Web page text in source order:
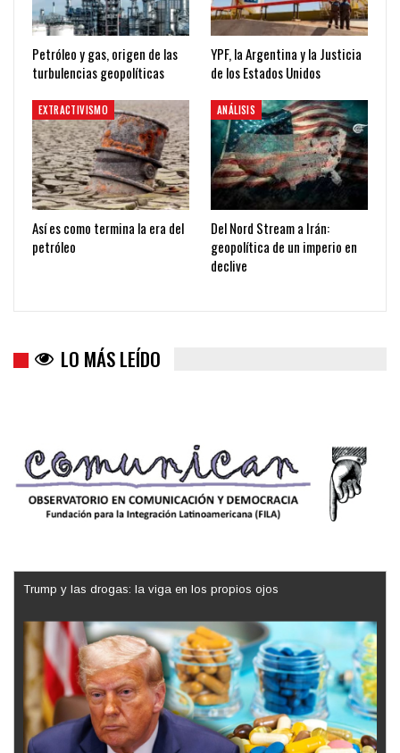
Petróleo y gas, origen de las
turbulencias geopolíticas
YPF, la Argentina y la Justicia
de los Estados Unidos
EXTRACTIVISMO
Así es como termina la era del
petróleo
ANÁLISIS
Del Nord Stream a Irán:
geopolítica de un imperio en
declive
LO MÁS LEÍDO
Trump y las drogas: la viga en los propios ojos